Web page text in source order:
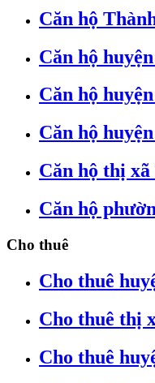
Căn hộ
Căn hộ
Căn hộ
Căn hộ
Căn hộ thị
Căn hộ
Cho thuê
Cho thuê
Cho thuê thị
Cho thuê